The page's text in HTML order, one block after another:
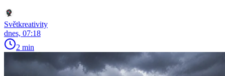
Světkreativity
dnes, 07:18
2 min